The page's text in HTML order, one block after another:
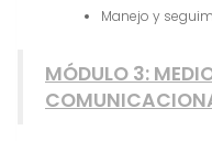
Manejo y
MÓDULO 3: